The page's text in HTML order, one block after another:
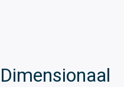
Dimensionaal